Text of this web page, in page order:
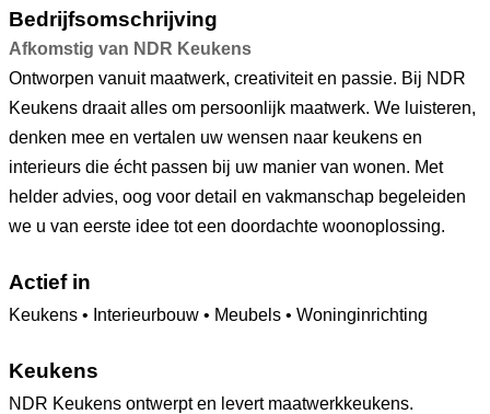
Bedrijfsomschrijving
Afkomstig van NDR Keukens
Ontworpen vanuit maatwerk, creativiteit en passie. Bij NDR
Keukens draait alles om persoonlijk maatwerk. We luisteren,
denken mee en vertalen uw wensen naar keukens en
interieurs die écht passen bij uw manier van wonen. Met
helder advies, oog voor detail en vakmanschap begeleiden
we u van eerste idee tot een doordachte woonoplossing.
Actief in
Keukens • Interieurbouw • Meubels • Woninginrichting
Keukens
NDR Keukens ontwerpt en levert maatwerkkeukens.